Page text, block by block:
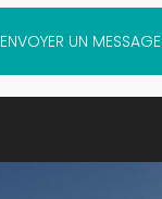
ENVOYER UN MESSAGE